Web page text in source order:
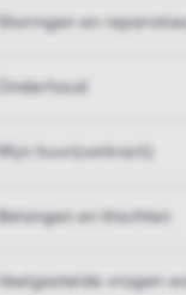
Storingen en reparaties
Onderhoud
Mijn huur(contract)
Belangen en klachten
Veelgestelde vragen